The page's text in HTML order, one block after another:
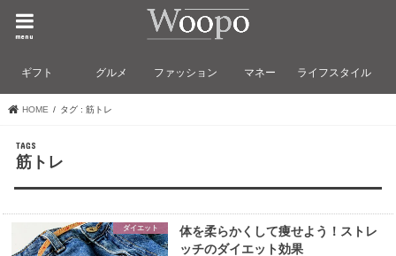
menu
ギフト グルメ ファッション マネー ライフスタイル
HOME タグ : 筋トレ
筋トレ
ダイエット
体を柔らかくして痩せよう！ストレ
ッチのダイエット効果